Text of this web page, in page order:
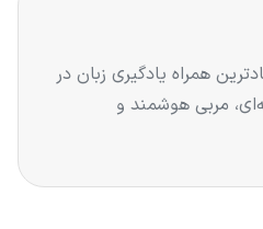
همراه یادگیری زبان در
مربی هوشمند و